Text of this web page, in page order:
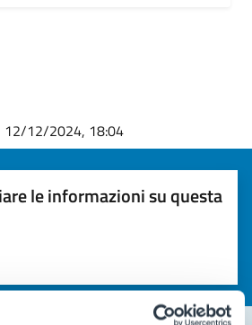
12/12/2024, 18:04
le informazioni su questa
(da 1 a 5 stelle)
stelle per valutare la chiarezza delle
5 stelle su 5
su 5
su 5
5